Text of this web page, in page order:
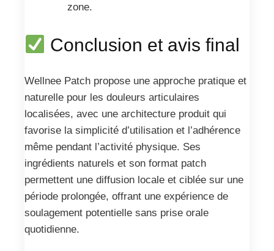
zone.
Conclusion et avis final
Wellnee Patch propose une approche pratique et
naturelle pour les douleurs articulaires
localisées, avec une architecture produit qui
favorise la simplicité d’utilisation et l’adhérence
même pendant l’activité physique. Ses
ingrédients naturels et son format patch
permettent une diffusion locale et ciblée sur une
période prolongée, offrant une expérience de
soulagement potentielle sans prise orale
quotidienne.